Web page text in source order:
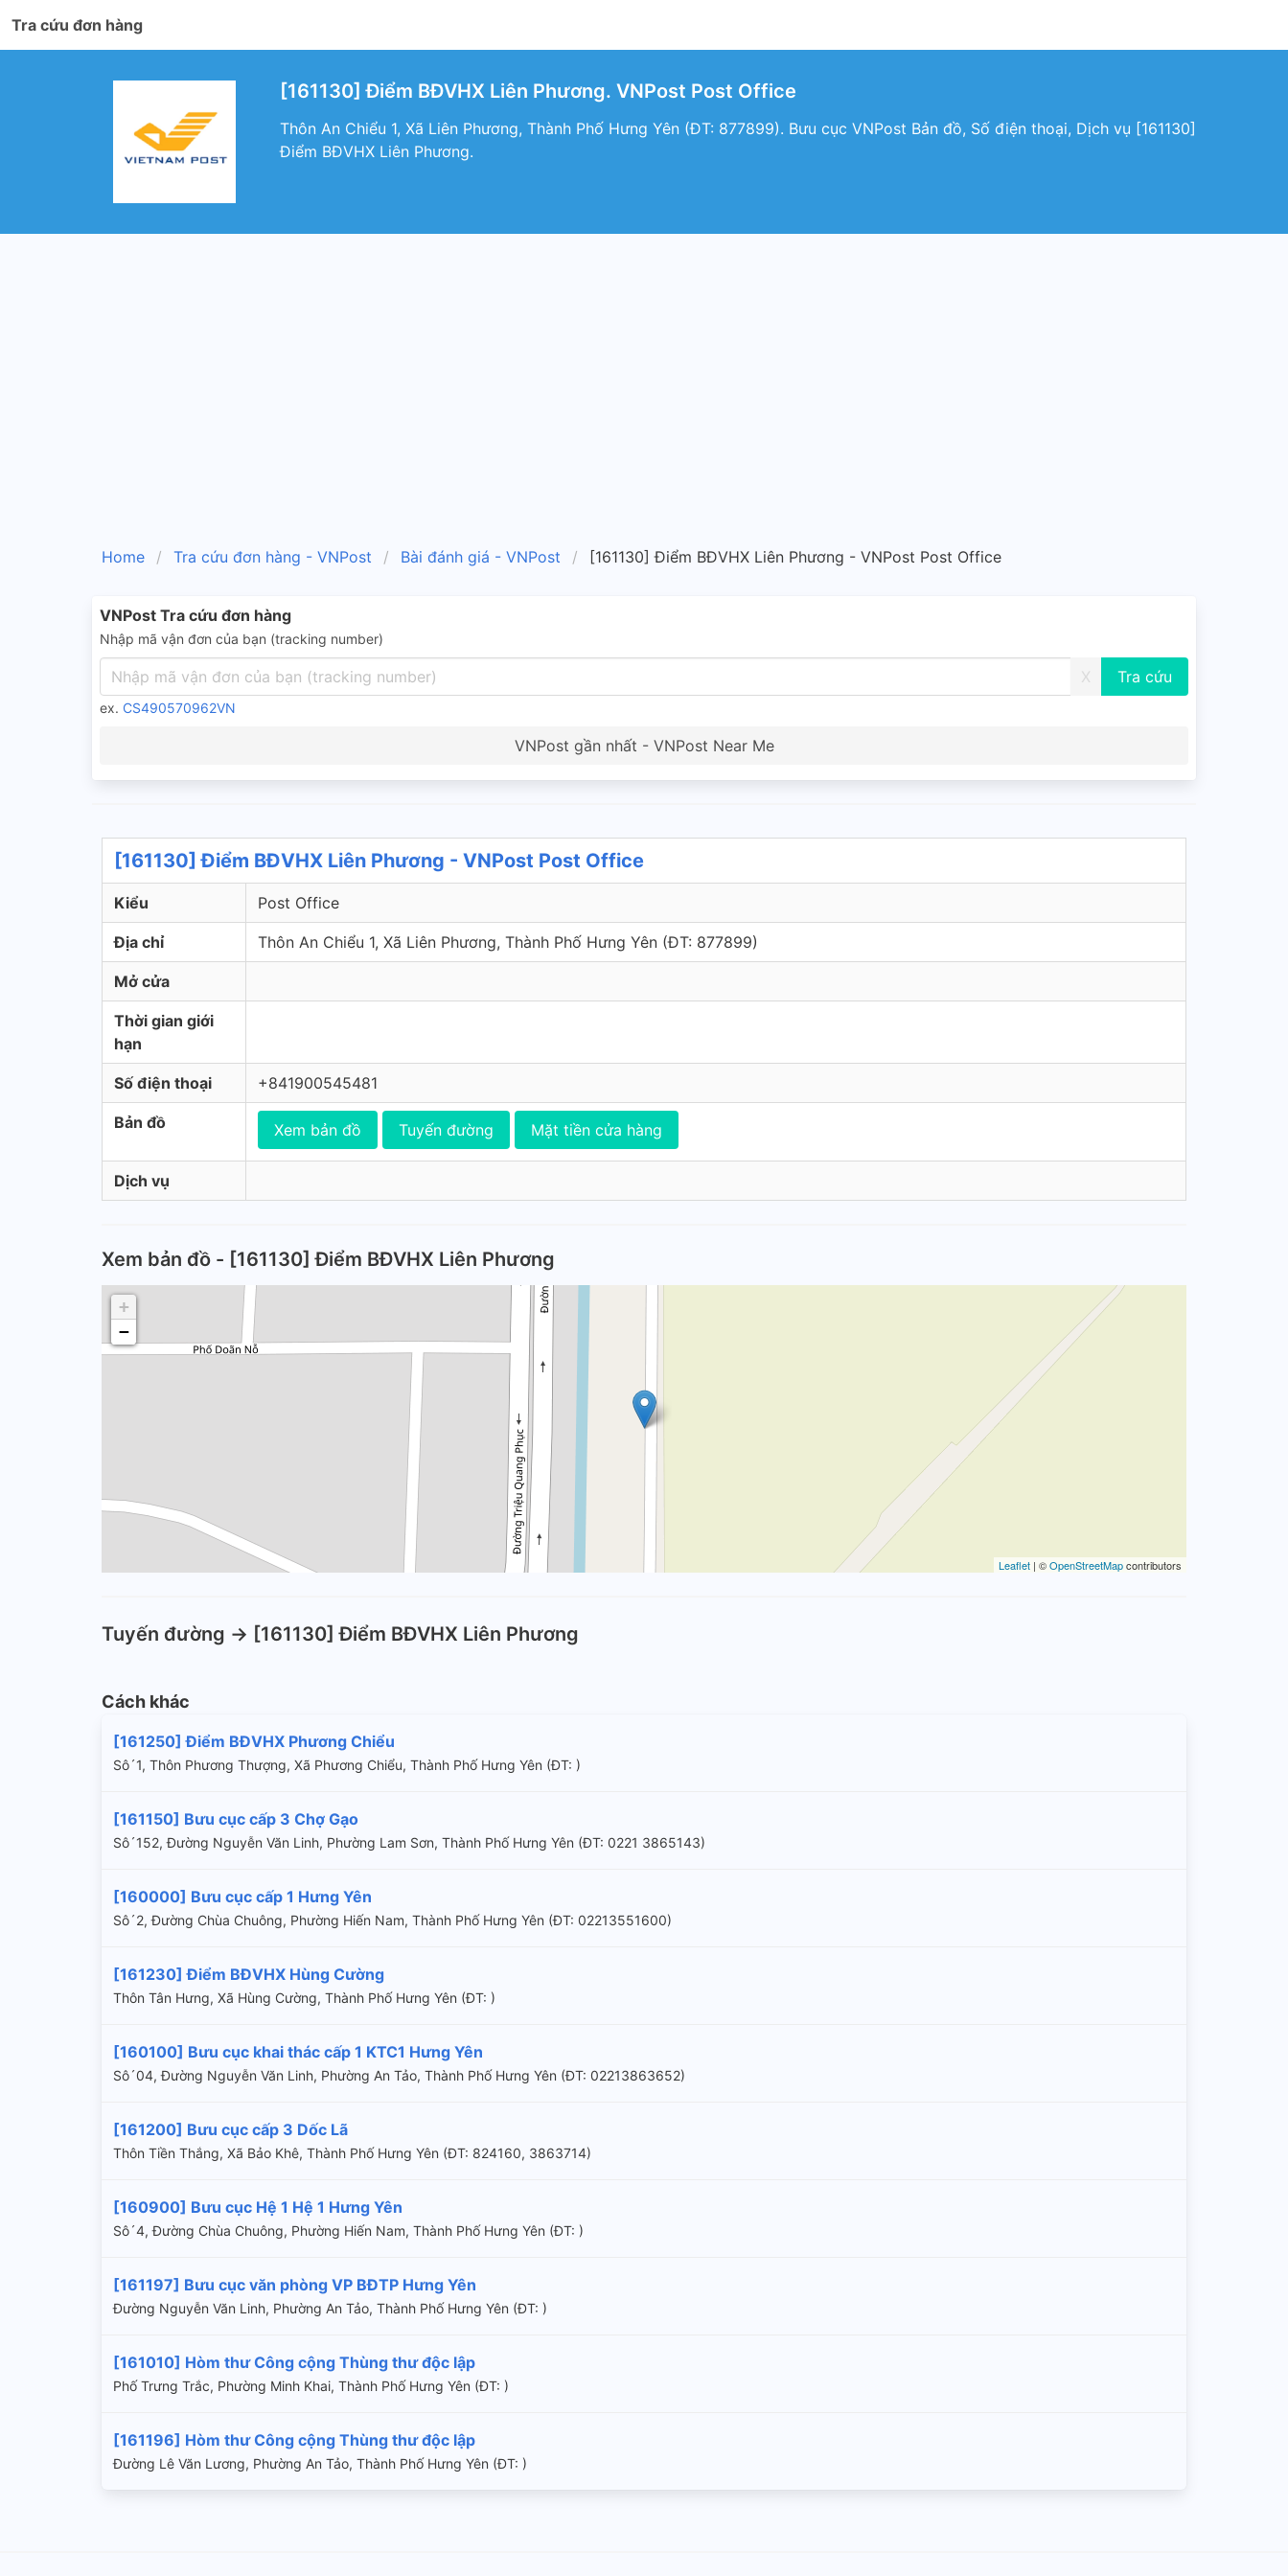
Tra cứu đơn hàng
[161130] Điểm BĐVHX Liên Phương. VNPost Post Office
Thôn An Chiểu 1, Xã Liên Phương, Thành Phố Hưng Yên (ÐT: 877899). Bưu cục VNPost Bản đồ, Số điện thoại, Dịch vụ [161130]
Điểm BĐVHX Liên Phương.
Home Tra cứu đơn hàng - VNPost Bài đánh giá - VNPost [161130] Điểm BĐVHX Liên Phương - VNPost Post Office
VNPost Tra cứu đơn hàng
Nhập mã vận đơn của bạn (tracking number)
X
ex. CS490570962VN
VNPost gần nhất - VNPost Near Me
[161130] Điểm BĐVHX Liên Phương - VNPost Post Office
Kiểu Post Office
Địa chỉ Thôn An Chiểu 1, Xã Liên Phương, Thành Phố Hưng Yên (ÐT: 877899)
Mở cửa
Thời gian giới
hạn
Số điện thoại +841900545481
Bản đồ Xem bản đồ Tuyến đường Mặt tiền cửa hàng
Dịch vụ
Xem bản đồ - [161130] Điểm BĐVHX Liên Phương
+
−
Leaflet | ©OpenStreetMapcontributors
Tuyến đường -> [161130] Điểm BĐVHX Liên Phương
Cách khác
[161250] Điểm BĐVHX Phương Chiểu
Sô´1, Thôn Phương Thượng, Xã Phương Chiểu, Thành Phố Hưng Yên (ÐT: )
[161150] Bưu cục cấp 3 Chợ Gạo
Sô´152, Đường Nguyễn Văn Linh, Phường Lam Sơn, Thành Phố Hưng Yên (ÐT: 0221 3865143)
[160000] Bưu cục cấp 1 Hưng Yên
Sô´2, Đường Chùa Chuông, Phường Hiến Nam, Thành Phố Hưng Yên (ÐT: 02213551600)
[161230] Điểm BĐVHX Hùng Cường
Thôn Tân Hưng, Xã Hùng Cường, Thành Phố Hưng Yên (ÐT: )
[160100] Bưu cục khai thác cấp 1 KTC1 Hưng Yên
Sô´04, Đường Nguyễn Văn Linh, Phường An Tảo, Thành Phố Hưng Yên (ÐT: 02213863652)
[161200] Bưu cục cấp 3 Dốc Lã
Thôn Tiền Thắng, Xã Bảo Khê, Thành Phố Hưng Yên (ÐT: 824160, 3863714)
[160900] Bưu cục Hệ 1 Hệ 1 Hưng Yên
Sô´4, Đường Chùa Chuông, Phường Hiến Nam, Thành Phố Hưng Yên (ÐT: )
[161197] Bưu cục văn phòng VP BĐTP Hưng Yên
Đường Nguyễn Văn Linh, Phường An Tảo, Thành Phố Hưng Yên (ÐT: )
[161010] Hòm thư Công cộng Thùng thư độc lập
Phố Trưng Trắc, Phường Minh Khai, Thành Phố Hưng Yên (ÐT: )
[161196] Hòm thư Công cộng Thùng thư độc lập
Đường Lê Văn Lương, Phường An Tảo, Thành Phố Hưng Yên (ÐT: )